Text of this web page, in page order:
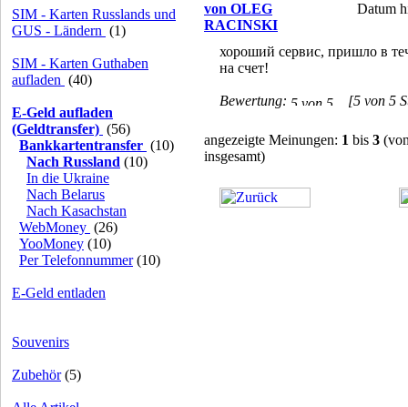
SIM - Karten Russlands und
GUS - Ländern (1)
SIM - Karten Guthaben
aufladen (40)
E-Geld aufladen
(Geldtransfer) (56)
Bankkartentransfer (10)
Nach Russland (10)
In die Ukraine
Nach Belarus
Nach Kasachstan
WebMoney (26)
YooMoney (10)
Per Telefonnummer(10)
E-Geld entladen
Souvenirs
Zubehör(5)
von OLEG
RACINSKI
Datum
хороший сервис, пришло в
на счет!
Bewertung: [5 von 5
angezeigte Meinungen: 1 bis 3
insgesamt)